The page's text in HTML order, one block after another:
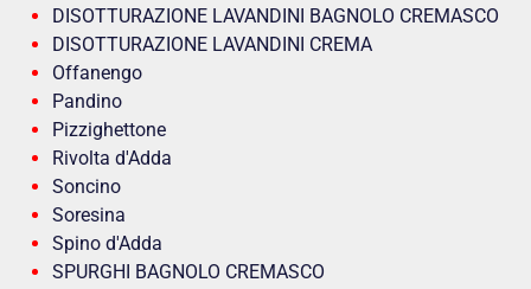
DISOTTURAZIONE LAVANDINI BAGNOLO CREMASCO
DISOTTURAZIONE LAVANDINI CREMA
Offanengo
Pandino
Pizzighettone
Rivolta d'Adda
Soncino
Soresina
Spino d'Adda
SPURGHI BAGNOLO CREMASCO